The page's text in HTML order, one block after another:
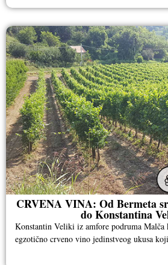
CRVENA VINA: Od Bermeta
do Konstantina
Konstantin Veliki iz amfore podruma Malča
egzotično crveno vino jedinstveog ukusa